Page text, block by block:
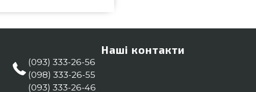
ростери в онлайн
по номеру (044) 334-
Наші контакти
(093) 333-26-56
(098) 333-26-55
(093) 333-26-46